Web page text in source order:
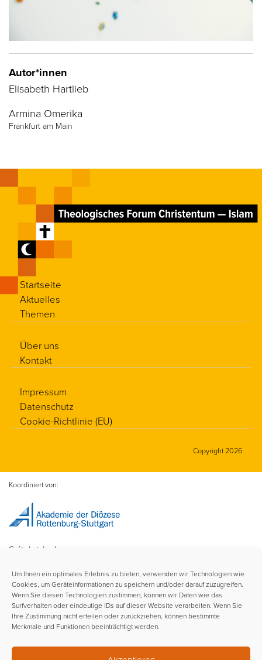
Um Ihnen ein optimales Erlebnis zu bieten, verwenden wir Technologien wie
Cookies, um Geräteinformationen zu speichern und/oder darauf zuzugreifen.
Wenn Sie diesen Technologien zustimmen, können wir Daten wie das
Surfverhalten oder eindeutige IDs auf dieser Website verarbeiten. Wenn Sie
Ihre Zustimmung nicht erteilen oder zurückziehen, können bestimmte
Merkmale und Funktionen beeinträchtigt werden.
Autor*innen
Elisabeth Hartlieb
Armina Omerika
Frankfurt am Main
Startseite
Aktuelles
Themen
Über uns
Kontakt
Impressum
Datenschutz
Cookie-Richtlinie (EU)
Copyright 2026
Koordiniert von:
Gefördert durch:
Im Rahmen der: